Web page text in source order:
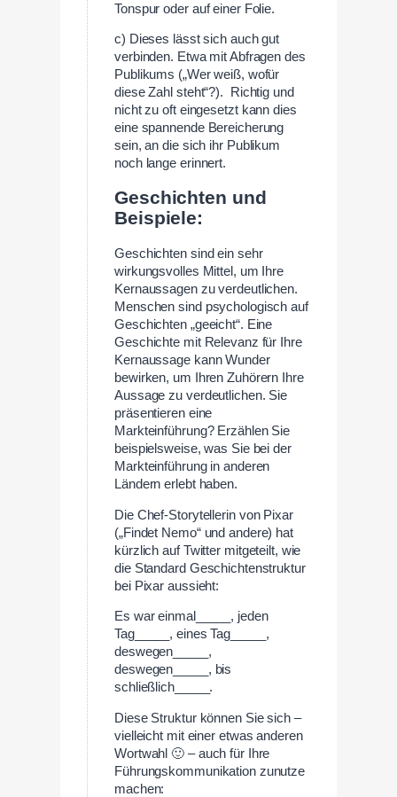
Tonspur oder auf einer Folie.
c) Dieses lässt sich auch gut
verbinden. Etwa mit Abfragen des
Publikums („Wer weiß, wofür
diese Zahl steht“?). Richtig und
nicht zu oft eingesetzt kann dies
eine spannende Bereicherung
sein, an die sich ihr Publikum
noch lange erinnert.
Geschichten und
Beispiele:
Geschichten sind ein sehr
wirkungsvolles Mittel, um Ihre
Kernaussagen zu verdeutlichen.
Menschen sind psychologisch auf
Geschichten „geeicht“. Eine
Geschichte mit Relevanz für Ihre
Kernaussage kann Wunder
bewirken, um Ihren Zuhörern Ihre
Aussage zu verdeutlichen. Sie
präsentieren eine
Markteinführung? Erzählen Sie
beispielsweise, was Sie bei der
Markteinführung in anderen
Ländern erlebt haben.
Die Chef-Storytellerin von Pixar
(„Findet Nemo“ und andere) hat
kürzlich auf Twitter mitgeteilt, wie
die Standard Geschichtenstruktur
bei Pixar aussieht:
Es war einmal_____, jeden
Tag_____, eines Tag_____,
deswegen_____,
deswegen_____, bis
schließlich_____.
Diese Struktur können Sie sich –
vielleicht mit einer etwas anderen
Wortwahl 🙂 – auch für Ihre
Führungskommunikation zunutze
machen: